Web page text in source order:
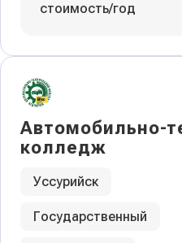
стоимость/год
Автомобильно-
колледж
Уссурийск
Государственный